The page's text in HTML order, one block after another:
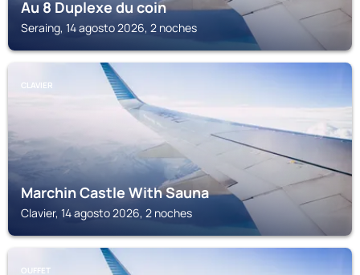
Au 8 Duplexe du coin
Seraing, 14 agosto 2026, 2 noches
CLAVIER
Marchin Castle With Sauna
Clavier, 14 agosto 2026, 2 noches
OUFFET